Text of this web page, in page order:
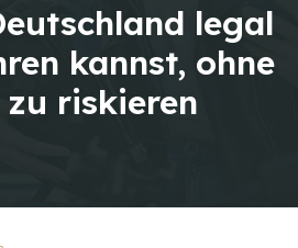
legal
kannst, ohne
zu riskieren